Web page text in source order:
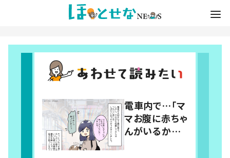
電車内で…「マ
マお腹に赤ちゃ
んがいるから」
3歳息子のお願